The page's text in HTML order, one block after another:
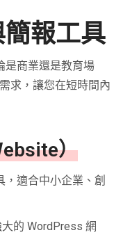
報工具
是商業還是教育場
求，讓您在短時間內
）
適合中小企業、創
的 WordPress 網